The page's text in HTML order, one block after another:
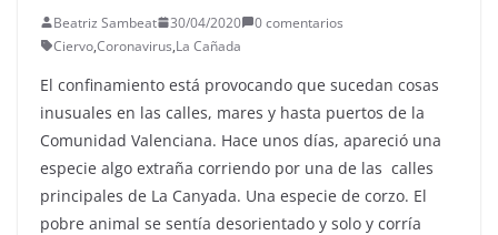
Beatriz Sambeat 30/04/2020
0 comentarios
Ciervo,Coronavirus,La Cañada
El confinamiento está provocando que sucedan cosas
inusuales en las calles, mares y hasta puertos de la
Comunidad Valenciana. Hace unos días, apareció una
especie algo extraña corriendo por una de las calles
principales de La Canyada. Una especie de corzo. El
pobre animal se sentía desorientado y solo y corría